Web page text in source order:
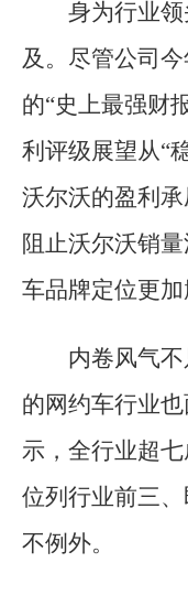
身为行业
及。尽管公司
的“史上最强财
利评级展望从“
沃尔沃的盈利
阻止沃尔沃销
车品牌定位更加
内卷风气
的网约车行业
示，全行业超
位列行业前三
不例外。